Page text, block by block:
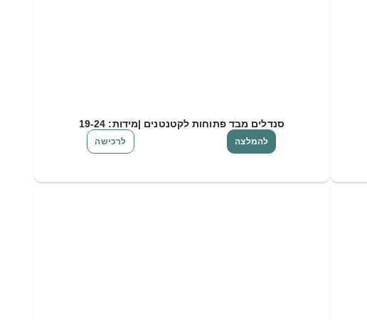
סנדלים מבד פתוחות לקטנטנים |מידות: 19-24
להמלצה לרכישה